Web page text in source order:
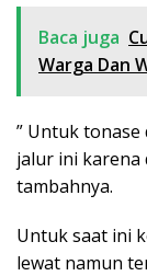
Baca juga
Warga Dan
” Untuk
jalur ini karena
tambahnya.
Untuk saat ini
lewat namun